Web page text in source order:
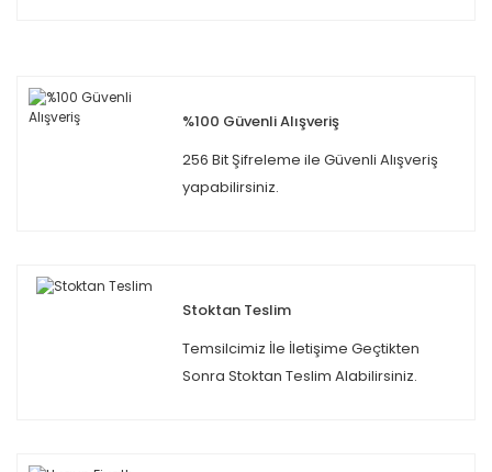
%100 Güvenli Alışveriş
256 Bit Şifreleme ile Güvenli Alışveriş
yapabilirsiniz.
Stoktan Teslim
Temsilcimiz İle İletişime Geçtikten
Sonra Stoktan Teslim Alabilirsiniz.